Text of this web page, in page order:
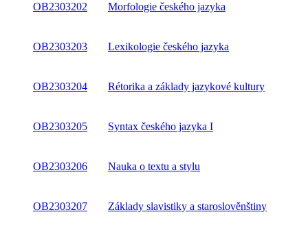
OB2303202 Morfologie českého jazyka
OB2303203 Lexikologie českého jazyka
OB2303204 Rétorika a základy jazykové kultury
OB2303205 Syntax českého jazyka I
OB2303206 Nauka o textu a stylu
OB2303207 Základy slavistiky a staroslověnštiny